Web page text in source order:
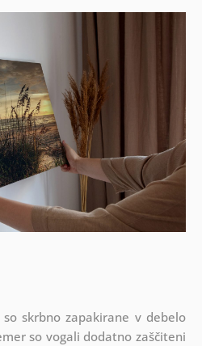
skrbno zapakirane v debelo
so vogali dodatno zaščiteni